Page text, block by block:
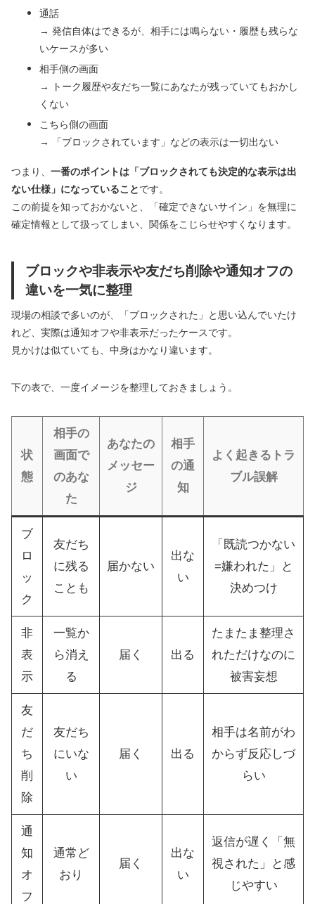
通話
→ 発信自体はできるが、相手には鳴らない・履歴も残らな
いケースが多い
相手側の画面
→ トーク履歴や友だち一覧にあなたが残っていてもおかし
くない
こちら側の画面
→ 「ブロックされています」などの表示は一切出ない
つまり、 一番のポイントは「ブロックされても決定的な表示は出
ない仕様」になっていることです。
この前提を知っておかないと、「確定できないサイン」を無理に
確定情報として扱ってしまい、関係をこじらせやすくなります。
ブロックや非表示や友だち削除や通知オフの
違いを一気に整理
現場の相談で多いのが、「ブロックされた」と思い込んでいたけ
れど、実際は通知オフや非表示だったケースです。
見かけは似ていても、中身はかなり違います。
下の表で、一度イメージを整理しておきましょう。
状
態
相手の
画面で
のあな
た
あなたの
メッセー
ジ
相手
の通
知
よく起きるトラ
ブル誤解
ブ
ロ
ッ
ク
友だち
に残る
ことも
届かない
出な
い
「既読つかない
=嫌われた」と
決めつけ
非
表
示
一覧か
ら消え
る
届く 出る
たまたま整理さ
れただけなのに
被害妄想
友
だ
ち
削
除
友だち
にいな
い
届く 出る
相手は名前がわ
からず反応しづ
らい
通
知
オ
フ
通常ど
おり
届く
出な
い
返信が遅く「無
視された」と感
じやすい